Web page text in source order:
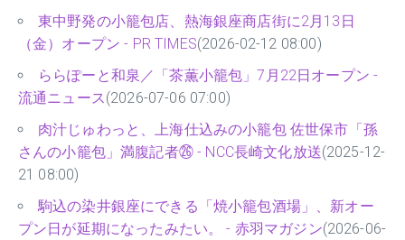
東中野発の小籠包店、熱海銀座商店街に2月13日
（金）オープン - PR TIMES(2026-02-12 08:00)
ららぽーと和泉／「茶薫小籠包」7月22日オープン -
流通ニュース(2026-07-06 07:00)
肉汁じゅわっと、上海仕込みの小籠包 佐世保市「孫
さんの小籠包」満腹記者㉖ - NCC長崎文化放送(2025-12-
21 08:00)
駒込の染井銀座にできる「焼小籠包酒場」、新オー
プン日が延期になったみたい。 - 赤羽マガジン(2026-06-